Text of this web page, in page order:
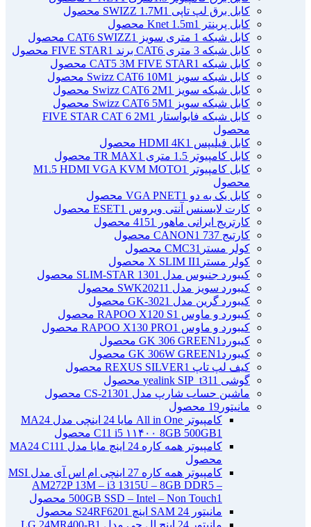
کابل برق لپ تاپی SWIZZ 1.7M 1 محصول
کابل پرینتر Knet 1.5m
1 محصول
کابل شبکه 1 متری سویز CAT6 SWIZZ
1 محصول
کابل شبکه 3 متری CAT6 برند FIVE STAR
1 محصول
کابل شبکه CAT5 3M FIVE STAR 1 محصول
کابل شبکه سویز Swizz CAT6 10M
1 محصول
کابل شبکه سویز Swizz CAT6 2M
1 محصول
کابل شبکه سویز Swizz CAT6 5M
1 محصول
کابل شبکه فایواستار FIVE STAR CAT 6 2M
1
محصول
کابل فیلیپس HDMI 4K 1 محصول
کابل کامپیوتر 1.5 متری TR MAX
1 محصول
کابل کامپیوتر M1.5 HDMI VGA KVM MOTO
1
محصول
کابل یک به دو VGA PNET 1 محصول
کارت لایسنس آنتی ویروس ESET 1 محصول
کارتریج ایرانی ماهور 415
1 محصول
کارتیج 737 CANON
1 محصول
کولر مسترCMC3 1 محصول
کولر مسترX SLIM II 1 محصول
کیبورد جنیوس مدل SLIM-STAR 130 1 محصول
کیبورد سویز مدل SWK2021 1 محصول
کیبورد گرین مدل GK-302 1 محصول
کیبورد و ماوس RAPOO X120 S 1 محصول
کیبورد و ماوس RAPOO X130 PRO 1 محصول
کیبوردGK 306 GREEN 1 محصول
کیبوردGK 306W GREEN 1 محصول
کیف لپ تاپ REXUS SILVER 1 محصول
گوشی yealink SIP_t31 1 محصول
ماشین حساب شارپ مدل CS-2130 1 محصول
مانیتور 19 محصول
کامپیوتر All in One مایا 24 اینچی مدل MA24
C11 i5 ۱۱۴۰۰ 8GB 500GB1 محصول
کامپیوتر همه کاره 24 اینچ مایا مدل MA24 C11
1
محصول
کامپیوتر همه کاره 27 اینچی ام اس آی مدل MSI
AM272P 13M – i3 1315U – 8GB DDR5 –
500GB SSD – Intel – Non Touch1 محصول
مانیتور 24 SAM اینچ S24RF620
1 محصول
مانیتور 24 اینچ ال جی مدل LG 24MR400-B
1